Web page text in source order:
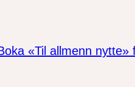
«Til allmenn nytte»